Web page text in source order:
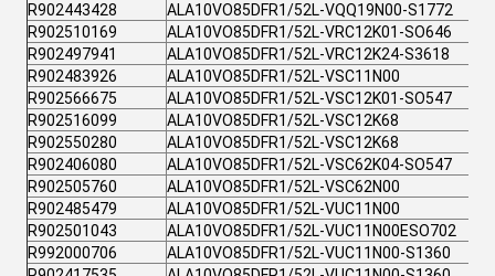
R902443428
ALA10VO85DFR1/52L-VQQ19N00-S1772
R902510169
ALA10VO85DFR1/52L-VRC12K01-SO646
R902497941
ALA10VO85DFR1/52L-VRC12K24-S3618
R902483926
ALA10VO85DFR1/52L-VSC11N00
R902566675
ALA10VO85DFR1/52L-VSC12K01-SO547
R902516099
ALA10VO85DFR1/52L-VSC12K68
R902550280
ALA10VO85DFR1/52L-VSC12K68
R902406080
ALA10VO85DFR1/52L-VSC62K04-SO547
R902505760
ALA10VO85DFR1/52L-VSC62N00
R902485479
ALA10VO85DFR1/52L-VUC11N00
R902501043
ALA10VO85DFR1/52L-VUC11N00ESO702
R992000706
ALA10VO85DFR1/52L-VUC11N00-S1360